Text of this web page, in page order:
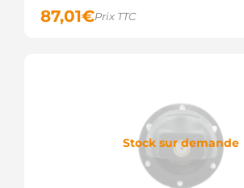
87,01€Prix TTC
Stock sur demande